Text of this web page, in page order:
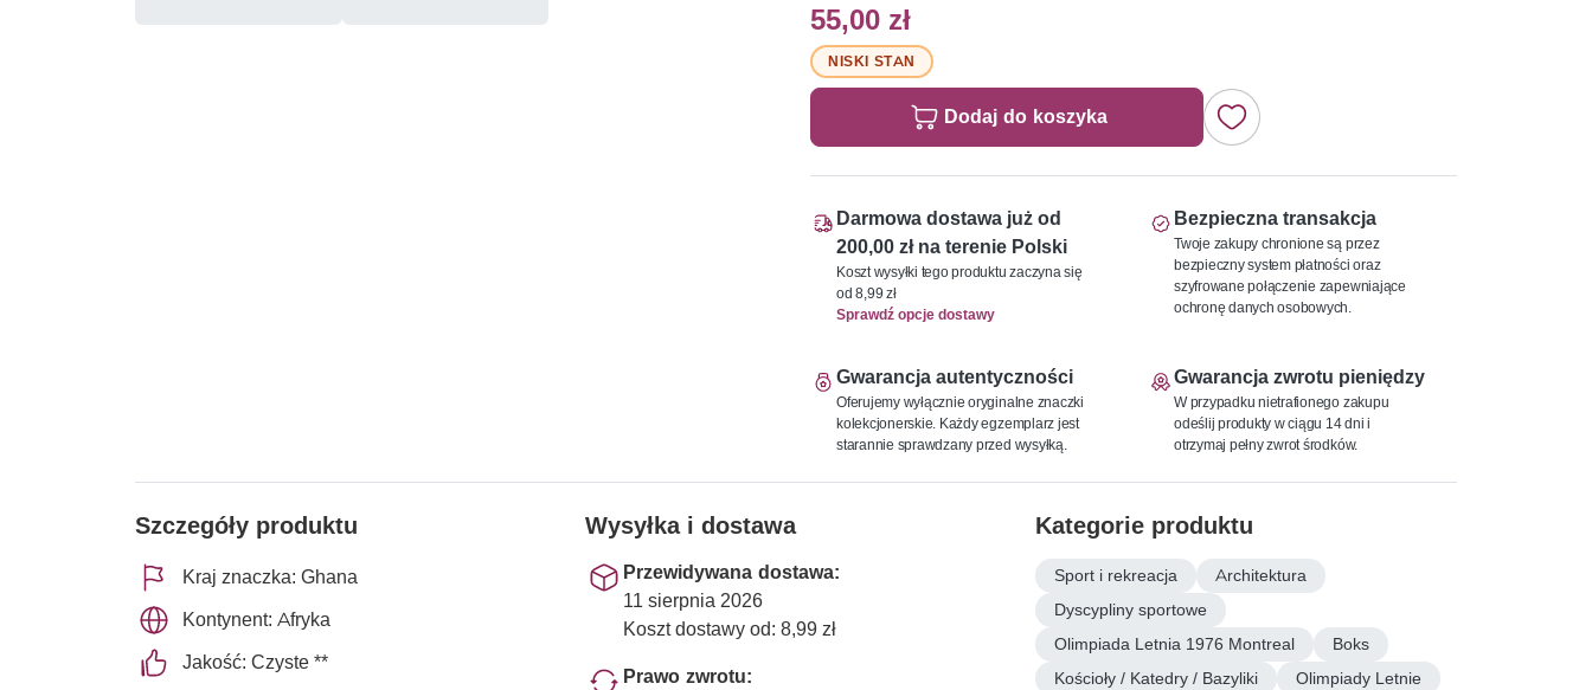
55,00 zł
NISKI STAN
Dodaj do koszyka
Darmowa dostawa już od
200,00 zł na terenie Polski
Koszt wysyłki tego produktu zaczyna się
od 8,99 zł
Sprawdź opcje dostawy
Bezpieczna transakcja
Twoje zakupy chronione są przez
bezpieczny system płatności oraz
szyfrowane połączenie zapewniające
ochronę danych osobowych.
Gwarancja autentyczności
Oferujemy wyłącznie oryginalne znaczki
kolekcjonerskie. Każdy egzemplarz jest
starannie sprawdzany przed wysyłką.
Gwarancja zwrotu pieniędzy
W przypadku nietrafionego zakupu
odeślij produkty w ciągu 14 dni i
otrzymaj pełny zwrot środków.
Szczegóły produktu
Kraj znaczka: Ghana
Kontynent: Afryka
Jakość: Czyste **
Wysyłka i dostawa
Przewidywana dostawa:
11 sierpnia 2026
Koszt dostawy od: 8,99 zł
Prawo zwrotu:
Kategorie produktu
Sport i rekreacja
Architektura
Dyscypliny sportowe
Olimpiada Letnia 1976 Montreal
Boks
Kościoły / Katedry / Bazyliki
Olimpiady Letnie